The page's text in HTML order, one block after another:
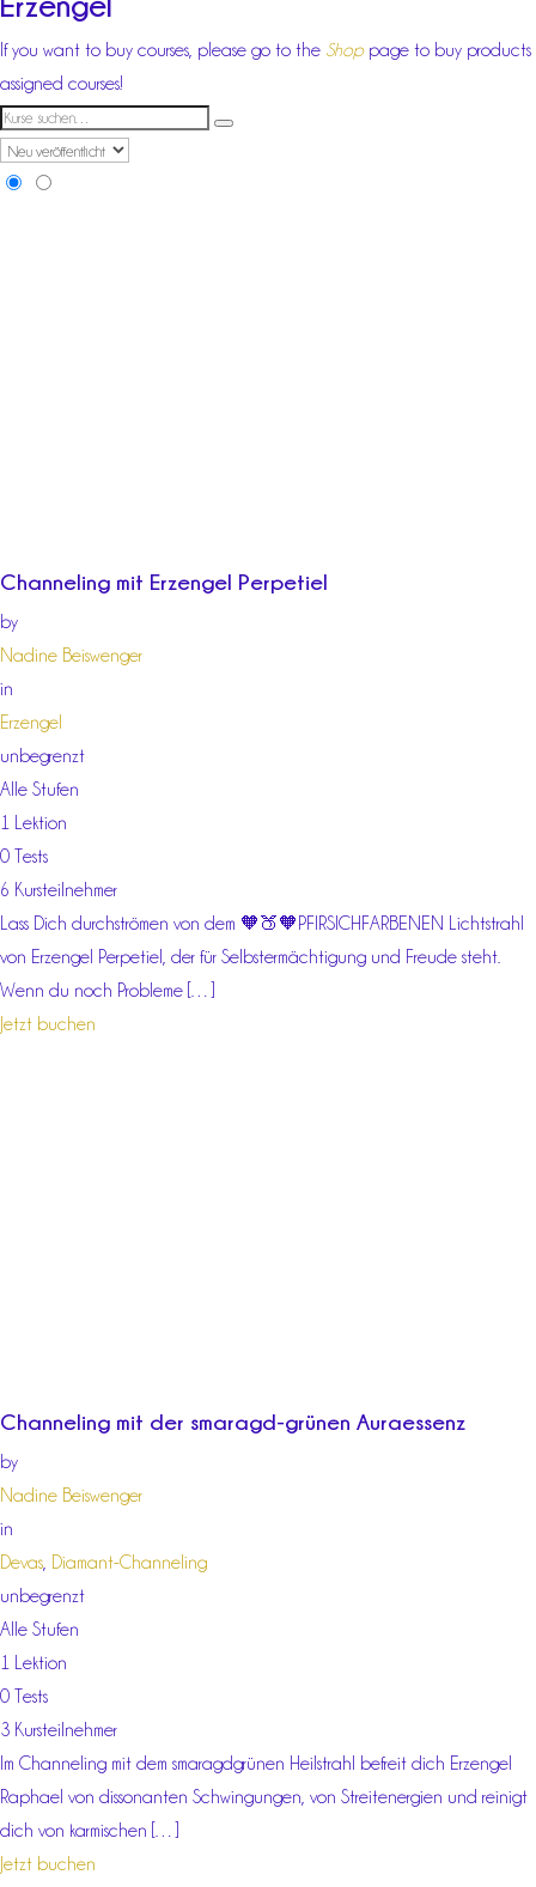
If you want to buy courses, please go to the Shoppage to buy products
assigned courses!
Channeling mit Erzengel Perpetiel
by
Nadine Beiswenger
in
Erzengel
unbegrenzt
Alle Stufen
1 Lektion
0 Tests
6 Kursteilnehmer
Lass Dich durchströmen von dem 🧡🍑🧡PFIRSICHFARBENEN Lichtstrahl
von Erzengel Perpetiel, der für Selbstermächtigung und Freude steht.
Wenn du noch Probleme […]
Jetzt buchen
Channeling mit der smaragd-grünen Auraessenz
by
Nadine Beiswenger
in
Devas, Diamant-Channeling
unbegrenzt
Alle Stufen
1 Lektion
0 Tests
3 Kursteilnehmer
Im Channeling mit dem smaragdgrünen Heilstrahl befreit dich Erzengel
Raphael von dissonanten Schwingungen, von Streitenergien und reinigt
dich von karmischen […]
Jetzt buchen